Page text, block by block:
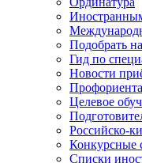
Подобрать
Гид по
Новости
Целевое
Российско-
Конкурсные
Списки